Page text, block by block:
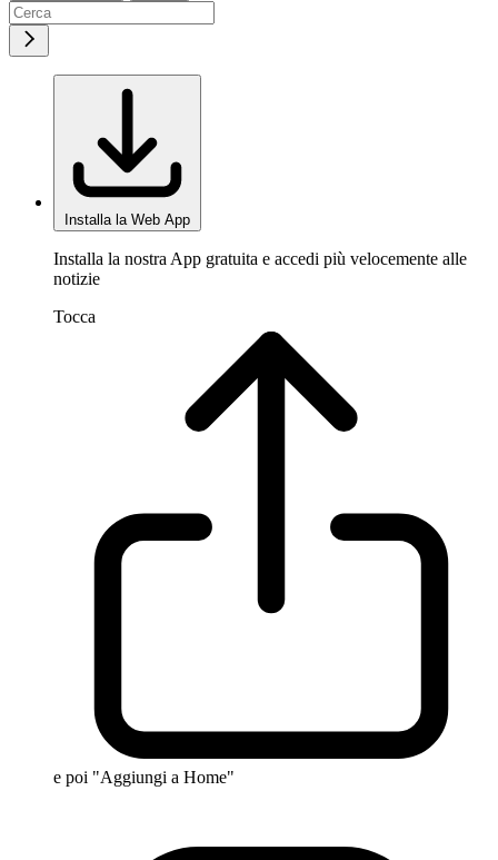
Installa la Web App
Installa la nostra App gratuita e accedi più velocemente alle
notizie
Tocca
e poi "Aggiungi a Home"